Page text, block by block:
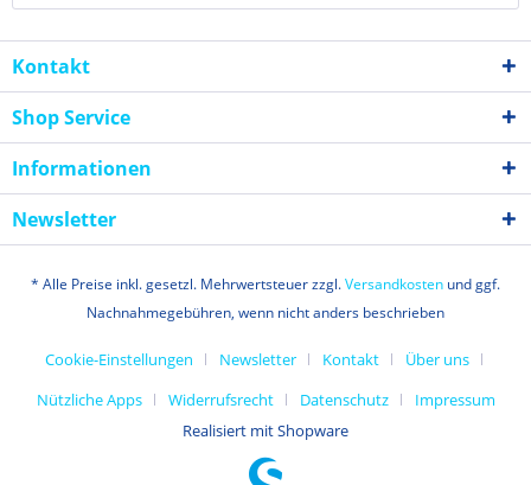
Kontakt
Shop Service
Informationen
Newsletter
* Alle Preise inkl. gesetzl. Mehrwertsteuer zzgl.Versandkosten und ggf.
Nachnahmegebühren, wenn nicht anders beschrieben
Cookie-Einstellungen Newsletter Kontakt
Über uns
Nützliche Apps
Widerrufsrecht Datenschutz
Impressum
Realisiert mit Shopware